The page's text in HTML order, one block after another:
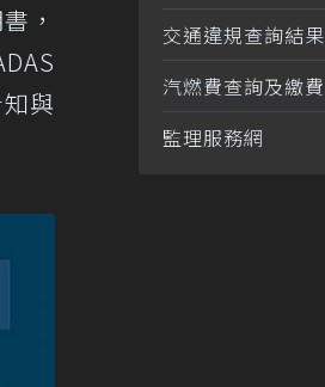
，
與
交通違規查詢結果
汽燃費查詢及繳費
監理服務網